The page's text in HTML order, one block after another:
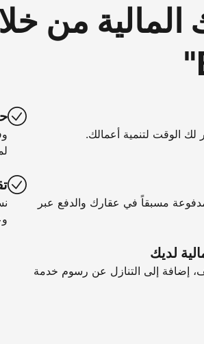
من
لك الوقت لتنمية أعمالك.
مسبقاً في عقارك والدفع عبر
لديك
إضافة إلى التنازل عن رسوم خدمة